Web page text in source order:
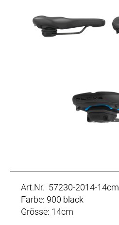
Art.Nr. 57230-2014-14cm
Farbe: 900 black
Grösse: 14cm